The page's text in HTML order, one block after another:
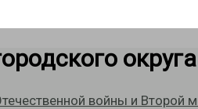
округа
войны и Второй